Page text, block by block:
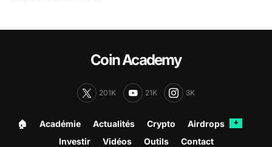
Coin Academy
201K 21K 3K
🏠︎ Académie Actualités Crypto Airdrops ✦
Investir Vidéos Outils Contact